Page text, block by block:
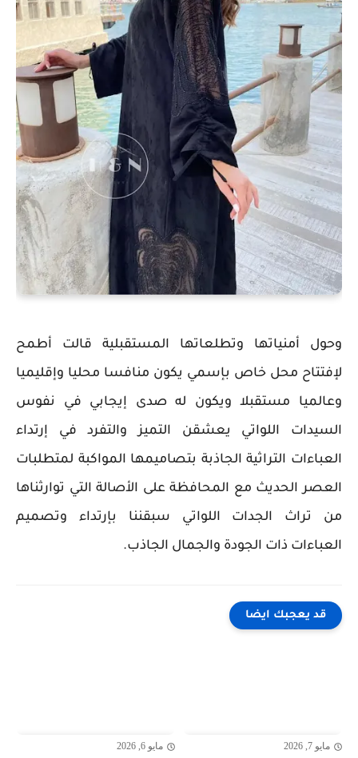
وحول أمنياتها وتطلعاتها المستقبلية قالت أطمح
لإفتتاح محل خاص بإسمي يكون منافسا محليا وإقليميا
وعالميا مستقبلا ويكون له صدى إيجابي في نفوس
السيدات اللواتي يعشقن التميز والتفرد في إرتداء
العباءات التراثية الجاذبة بتصاميمها المواكبة لمتطلبات
العصر الحديث مع المحافظة على الأصالة التي توارثناها
من تراث الجدات اللواتي سبقننا بإرتداء وتصميم
العباءات ذات الجودة والجمال الجاذب.
قد يعجبك ايضا
مايو 7, 2026 مايو 6, 2026